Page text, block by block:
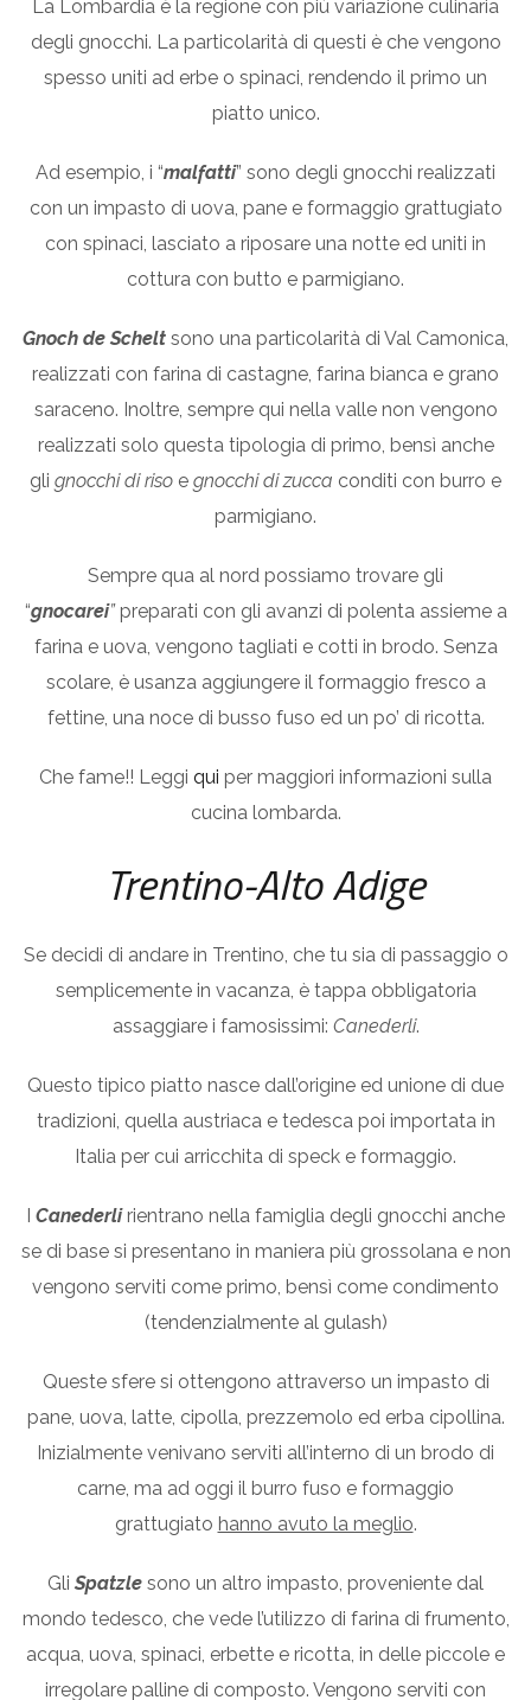
La Lombardia è la regione con più variazione culinaria
degli gnocchi. La particolarità di questi è che vengono
spesso uniti ad erbe o spinaci, rendendo il primo un
piatto unico.
Ad esempio, i “malfatti” sono degli gnocchi realizzati
con un impasto di uova, pane e formaggio grattugiato
con spinaci, lasciato a riposare una notte ed uniti in
cottura con butto e parmigiano.
Gnoch de Schelt sono una particolarità di Val Camonica,
realizzati con farina di castagne, farina bianca e grano
saraceno. Inoltre, sempre qui nella valle non vengono
realizzati solo questa tipologia di primo, bensì anche
gli gnocchi di riso e gnocchi di zucca conditi con burro e
parmigiano.
Sempre qua al nord possiamo trovare gli
“gnocarei”preparati con gli avanzi di polenta assieme a
farina e uova, vengono tagliati e cotti in brodo. Senza
scolare, è usanza aggiungere il formaggio fresco a
fettine, una noce di busso fuso ed un po’ di ricotta.
Che fame!! Leggi qui per maggiori informazioni sulla
cucina lombarda.
Trentino-Alto Adige
Se decidi di andare in Trentino, che tu sia di passaggio o
semplicemente in vacanza, è tappa obbligatoria
assaggiare i famosissimi: Canederli.
Questo tipico piatto nasce dall’origine ed unione di due
tradizioni, quella austriaca e tedesca poi importata in
Italia per cui arricchita di speck e formaggio.
I Canederlirientrano nella famiglia degli gnocchi anche
se di base si presentano in maniera più grossolana e non
vengono serviti come primo, bensì come condimento
(tendenzialmente al gulash)
Queste sfere si ottengono attraverso un impasto di
pane, uova, latte, cipolla, prezzemolo ed erba cipollina.
Inizialmente venivano serviti all’interno di un brodo di
carne, ma ad oggi il burro fuso e formaggio
grattugiato hanno avuto la meglio.
Gli Spatzle sono un altro impasto, proveniente dal
mondo tedesco, che vede l’utilizzo di farina di frumento,
acqua, uova, spinaci, erbette e ricotta, in delle piccole e
irregolare palline di composto. Vengono serviti con